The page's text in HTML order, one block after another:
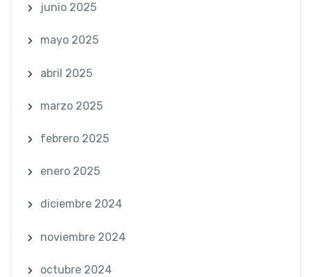
junio 2025
mayo 2025
abril 2025
marzo 2025
febrero 2025
enero 2025
diciembre 2024
noviembre 2024
octubre 2024